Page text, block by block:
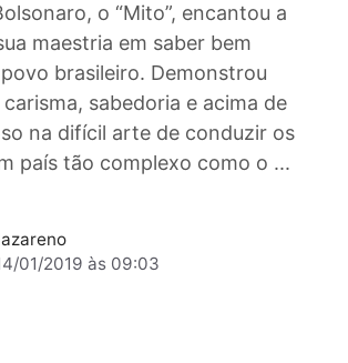
da República, o senhor
o “Mito”, encantou a
maestria em saber bem
povo brasileiro. Demonstrou
carisma, sabedoria e acima de
na difícil arte de conduzir os
01/2019 às 09:03